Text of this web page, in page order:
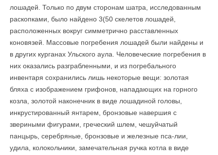
лошадей. Только по двум сторонам шатра, исследованным
раскопками, было найдено 3(50 скелетов лошадей,
расположенных вокруг симметрично расставленных
коновязей. Массовые погребения лошадей были найдены и
в других курганах Ульского аула. Человеческие погребения в
них оказались разграбленными, и из погребального
инвентаря сохранились лишь некоторые вещи: золотая
бляха с изображением грифонов, нападающих на горного
козла, золотой наконечник в виде лошадиной головы,
инкрустированный янтарем, бронзовые навершия с
звериными фигурами, греческий шлем, чешуйчатый
панцырь, серебряные, бронзовые и железные пса-лии,
удила, колокольчики, замечательная ручка котла в виде